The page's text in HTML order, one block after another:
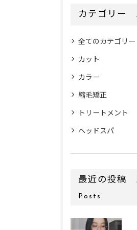
カテゴリー
全てのカテゴリー
カット
カラー
縮毛矯正
トリートメント
ヘッドスパ
最近の投稿
Posts